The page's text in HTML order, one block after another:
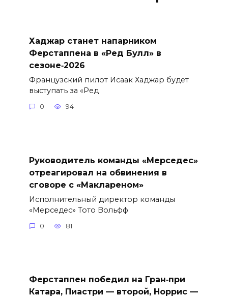
Хаджар станет напарником
Ферстаппена в «Ред Булл» в
сезоне‑2026
Французский пилот Исаак Хаджар будет
выступать за «Ред
0 94
Руководитель команды «Мерседес»
отреагировал на обвинения в
сговоре с «Маклареном»
Исполнительный директор команды
«Мерседес» Тото Вольфф
0 81
Ферстаппен победил на Гран‑при
Катара, Пиастри — второй, Норрис —